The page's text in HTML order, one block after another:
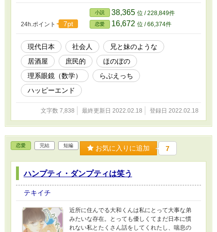
24h.ポイント 7pt
小説 38,365 位 / 228,849件
恋愛 16,672 位 / 66,374件
現代日本 社会人
兄と妹のような
居酒屋
庶民的
ほのぼの
理系眼鏡（数学）
らぶえっち
ハッピーエンド
文字数 7,838 最終更新日 2022.02.18 登録日 2022.02.18
恋愛 完結 短編 お気に入りに追加 7
ハンプティ・ダンプティは笑う
テキイチ
近所に住んでる大和くんは私にとって大事な弟
みたいな存在。とっても優しくてまだ日本に慣
れない私とたくさん話をしてくれたし、喘息の